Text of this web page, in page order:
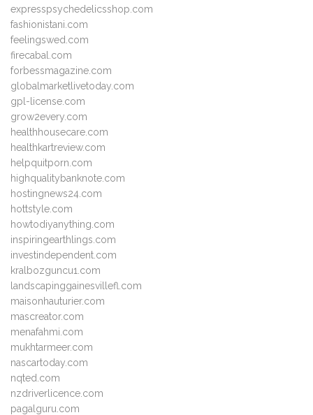
expresspsychedelicsshop.com
fashionistani.com
feelingswed.com
firecabal.com
forbessmagazine.com
globalmarketlivetoday.com
gpl-license.com
grow2every.com
healthhousecare.com
healthkartreview.com
helpquitporn.com
highqualitybanknote.com
hostingnews24.com
hottstyle.com
howtodiyanything.com
inspiringearthlings.com
investindependent.com
kralbozguncu1.com
landscapinggainesvillefl.com
maisonhauturier.com
mascreator.com
menafahmi.com
mukhtarmeer.com
nascartoday.com
nqted.com
nzdriverlicence.com
pagalguru.com